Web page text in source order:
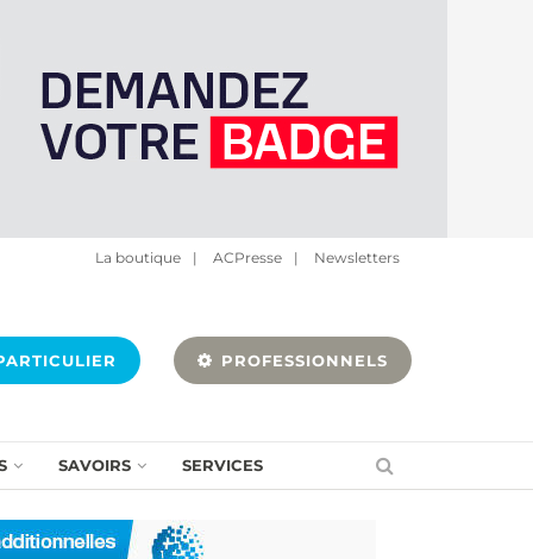
La boutique | ACPresse | Newsletters
PROFESSIONNELS
SAVOIRS SERVICES